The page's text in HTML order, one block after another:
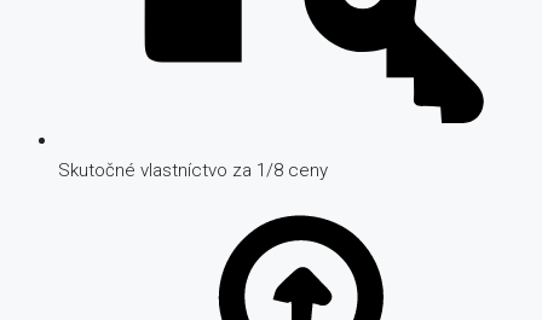
Skutočné vlastníctvo za 1/8 ceny